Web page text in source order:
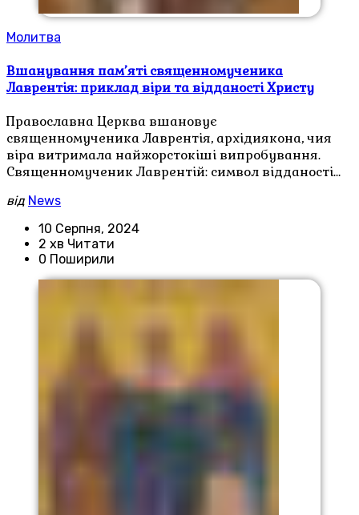
Молитва
Вшанування пам’яті священномученика
Лаврентія: приклад віри та відданості Христу
Православна Церква вшановує
священномученика Лаврентія, архідиякона, чия
віра витримала найжорстокіші випробування.
Священномученик Лаврентій: символ відданості…
від News
10 Серпня, 2024
2 хв Читати
0 Поширили